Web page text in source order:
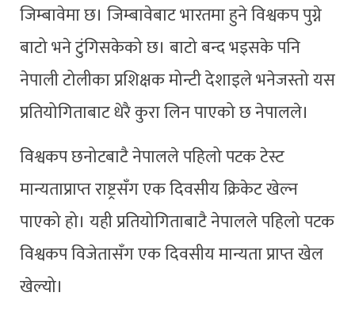
जिम्बावेमा छ। जिम्बावेबाट भारतमा हुने विश्वकप पुग्ने
बाटो भने टुंगिसकेको छ। बाटो बन्द भइसके पनि
नेपाली टोलीका प्रशिक्षक मोन्टी देशाइले भनेजस्तो यस
प्रतियोगिताबाट धेरै कुरा लिन पाएको छ नेपालले।
विश्वकप छनोटबाटै नेपालले पहिलो पटक टेस्ट
मान्यताप्राप्त राष्ट्रसँग एक दिवसीय क्रिकेट खेल्न
पाएको हो। यही प्रतियोगिताबाटै नेपालले पहिलो पटक
विश्वकप विजेतासँग एक दिवसीय मान्यता प्राप्त खेल
खेल्यो।